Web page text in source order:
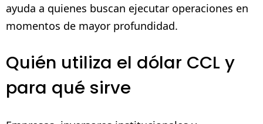
ayuda a quienes buscan ejecutar operaciones en
momentos de mayor profundidad.
Quién utiliza el dólar CCL y
para qué sirve